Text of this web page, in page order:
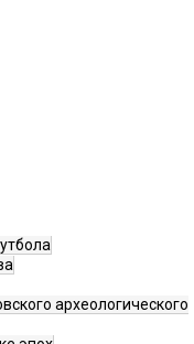
археологического